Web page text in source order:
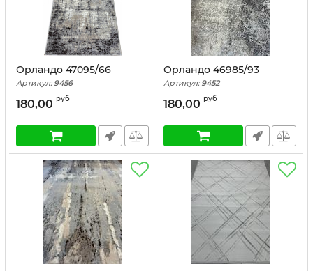
Орландо 47095/66
Артикул: 9456
180,00 руб
Орландо 46985/93
Артикул: 9452
180,00 руб